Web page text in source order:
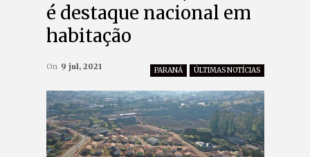
é destaque nacional em
habitação
PARANÁ ÚLTIMAS NOTÍCIAS
On 9 jul, 2021